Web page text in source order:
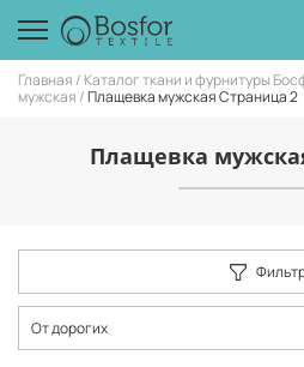
Главная Каталог ткани и фурнитуры
мужская Плащевка мужская Страница 2
Плащевка
От дорогих